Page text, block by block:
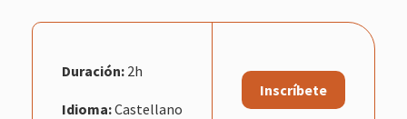
Duración: 2h
Idioma:Castellano
Inscríbete